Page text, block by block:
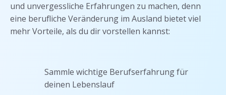
und unvergessliche Erfahrungen zu machen, denn
eine berufliche Veränderung im Ausland bietet viel
mehr Vorteile, als du dir vorstellen kannst:
Sammle wichtige Berufserfahrung für
deinen Lebenslauf